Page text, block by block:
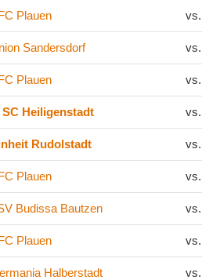
Plauen vs.
Sandersdorf vs.
Plauen vs.
SC Heiligenstadt vs.
Rudolstadt vs.
Plauen vs.
Budissa Bautzen vs.
Plauen vs.
Halberstadt vs.